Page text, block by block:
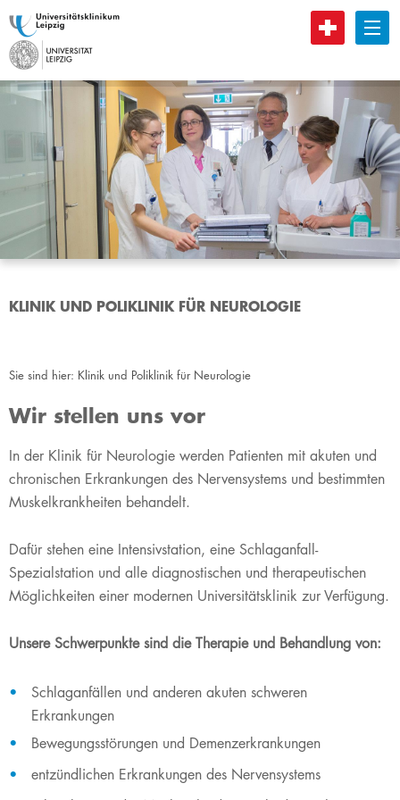
B
KLINIK UND POLIKLINIK FÜR NEUROLOGIE
Sie sind hier: Klinik und Poliklinik für Neurologie
Wir stellen uns vor
​In der Klinik für Neurologie werden Patienten mit akuten und
chronischen Erkrankungen des Nervensystems und bestimmten
Muskelkrankheiten behandelt.
Dafür stehen eine Intensivstation, eine Schlaganfall-
Spezialstation und alle diagnostischen und therapeutischen
Möglichkeiten einer modernen Universitätsklinik zur Verfügung.
Unsere Schwerpunkte sind die Therapie und Behandlung von:
Schlaganfällen und anderen akuten schweren
Erkrankungen
Bewegungsstörungen und Demenzerkrankungen
entzündlichen Erkrankungen des Nervensystems